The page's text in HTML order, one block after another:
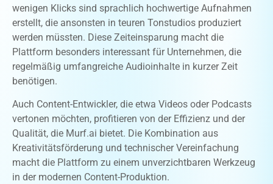
wenigen Klicks sind sprachlich hochwertige Aufnahmen
erstellt, die ansonsten in teuren Tonstudios produziert
werden müssten. Diese Zeiteinsparung macht die
Plattform besonders interessant für Unternehmen, die
regelmäßig umfangreiche Audioinhalte in kurzer Zeit
benötigen.
Auch Content-Entwickler, die etwa Videos oder Podcasts
vertonen möchten, profitieren von der Effizienz und der
Qualität, die Murf.ai bietet. Die Kombination aus
Kreativitätsförderung und technischer Vereinfachung
macht die Plattform zu einem unverzichtbaren Werkzeug
in der modernen Content-Produktion.